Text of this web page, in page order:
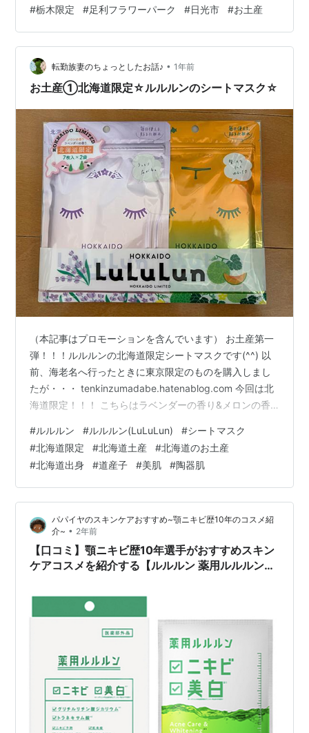
ランキング参加中美容ランキング参加中読書ランキング
参加中家計簿ランキング参加中お金の管理ランキング参
加中観光旅行ブログランキング参加中はてなブログ同
盟！初心者歓迎・なんでもOK！日記…
#栃木限定 #足利フラワーパーク #日光市 #お土産
転勤族妻のちょっとしたお話♪ • 1年前
お土産①北海道限定☆ルルルンのシートマスク☆
（本記事はプロモーションを含んでいます） お土産第一
弾！！！ルルルンの北海道限定シートマスクです(^^) 以
前、海老名へ行ったときに東京限定のものを購入しまし
たが・・・ tenkinzumadabe.hatenablog.com 今回は北
海道限定！！！ こちらはラベンダーの香り&メロンの香
も！！！ って、アレ？これは北海道限定ではないのか？
冬限定？ まあまあ！！！いいでしょう！！！(笑) 糀のも
なかなか良かったから、今回のものにも期待！！！ワン
オペ風呂だとシートパック楽で助かるわあ・・・(^^;)
【7シート×2パック】北海道のプレミアム…
#ルルルン #ルルルン(LuLuLun) #シートマスク
#北海道限定 #北海道土産 #北海道のお土産
#北海道出身 #道産子 #美肌 #陶器肌
パパイヤのスキンケアおすすめ~顎ニキビ歴10年のコスメ紹
介~ • 2年前
【口コミ】顎ニキビ歴10年選手がおすすめスキン
ケアコスメを紹介する【ルルルン 薬用ルルルン美